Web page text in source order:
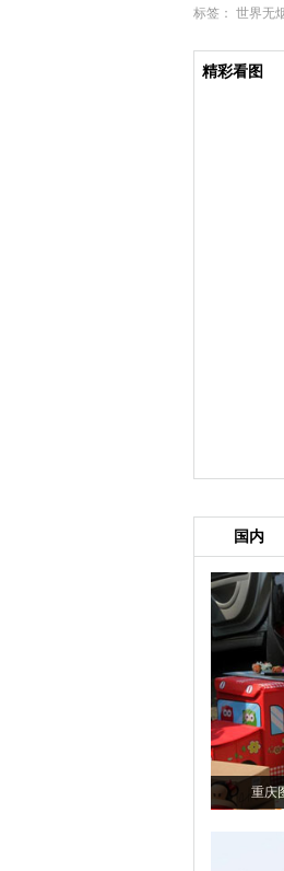
标签： 世界无
精彩看图
国内
重庆